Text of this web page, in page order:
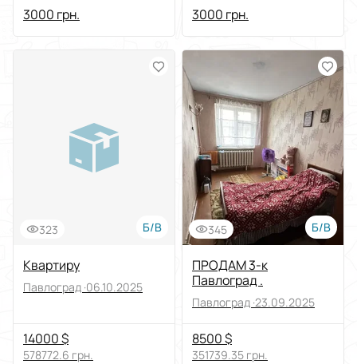
3000 грн. 3000 грн.
323 Б/В
Квартиру
Павлоград ·06.10.2025
14000 $
578772.6 грн.
345 Б/В
ПРОДАМ 3-к
Павлоград .
Павлоград ·23.09.2025
8500 $
351739.35 грн.